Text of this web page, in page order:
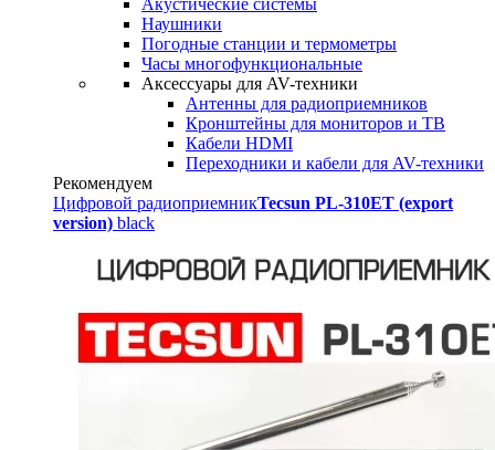
Акустические системы
Наушники
Погодные станции и термометры
Часы многофункциональные
Аксессуары для AV-техники
Антенны для радиоприемников
Кронштейны для мониторов и ТВ
Кабели HDMI
Переходники и кабели для AV-техники
Рекомендуем
Цифровой радиоприемникTecsun PL-310ET (export
version) black